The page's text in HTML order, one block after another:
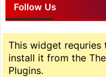
Follow Us
This widget requries
install it from the
Plugins.